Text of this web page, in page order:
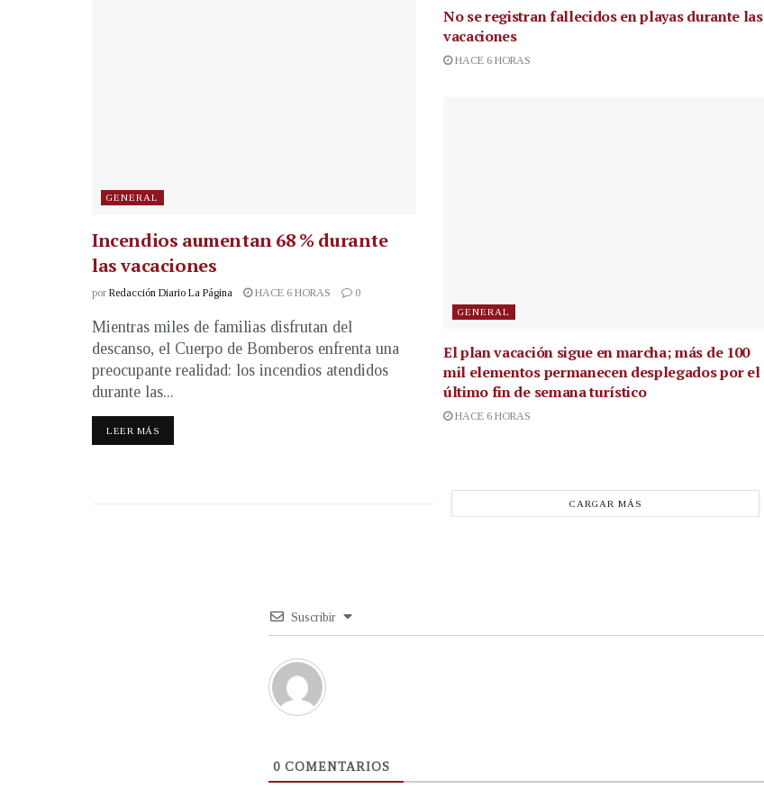
GENERAL
Incendios aumentan 68 % durante
las vacaciones
por Redacción Diario La Página HACE 6 HORAS 0
Mientras miles de familias disfrutan del
descanso, el Cuerpo de Bomberos enfrenta una
preocupante realidad: los incendios atendidos
durante las...
LEER MÁS
No se registran fallecidos en playas durante las
vacaciones
HACE 6 HORAS
GENERAL
El plan vacación sigue en marcha; más de 100
mil elementos permanecen desplegados por el
último fin de semana turístico
HACE 6 HORAS
CARGAR MÁS
Suscribir
0 COMENTARIOS